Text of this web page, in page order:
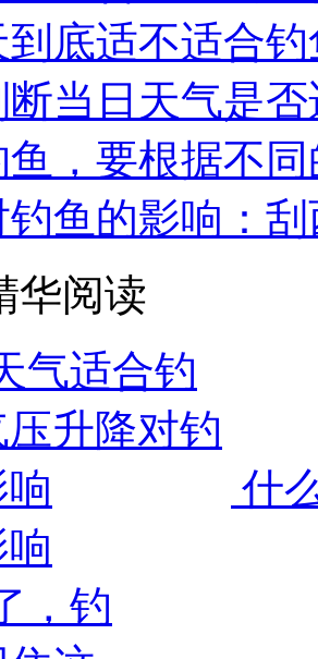
底适不适合
当日天气是
鱼，要根据不
钓鱼的影响：
华阅读
什